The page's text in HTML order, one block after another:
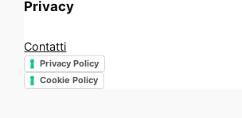
Privacy
Contatti
Privacy Policy
Cookie Policy